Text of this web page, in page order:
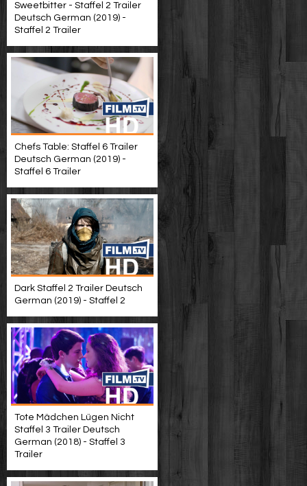
Sweetbitter - Staffel 2 Trailer
Deutsch German (2019) -
Staffel 2 Trailer
Chefs Table: Staffel 6 Trailer
Deutsch German (2019) -
Staffel 6 Trailer
Dark Staffel 2 Trailer Deutsch
German (2019) - Staffel 2
Tote Mädchen Lügen Nicht
Staffel 3 Trailer Deutsch
German (2018) - Staffel 3
Trailer